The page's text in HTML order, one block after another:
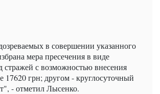
в совершении указанного
мера пресечения в виде
стражей с возможностью внесения
17620 грн; другом - круглосуточный
- отметил Лысенко.